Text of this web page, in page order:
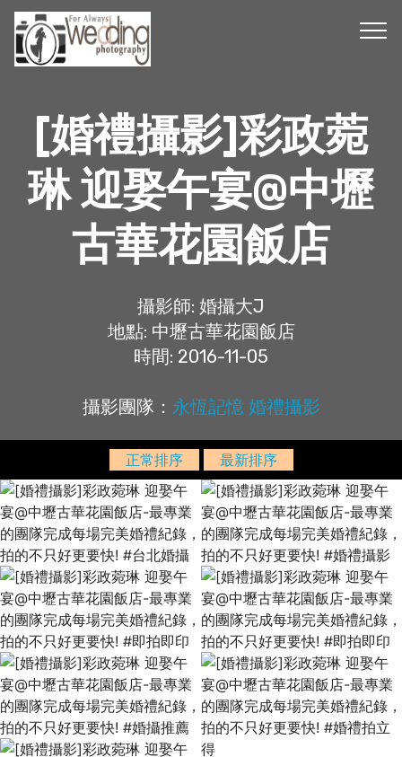
[婚禮攝影]彩政菀
琳 迎娶午宴@中壢
古華花園飯店
攝影師: 婚攝大J
地點: 中壢古華花園飯店
時間: 2016-11-05
攝影團隊： 永恆記憶 婚禮攝影
正常排序 最新排序